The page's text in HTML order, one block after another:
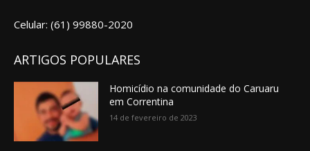
Celular: (61) 99880-2020
ARTIGOS POPULARES
Homicídio na comunidade do Caruaru
em Correntina
14 de fevereiro de 2023